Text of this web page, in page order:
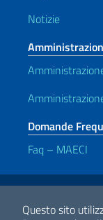
Questo sito
Notizie
Domande
Faq – MAECI
Link Utili